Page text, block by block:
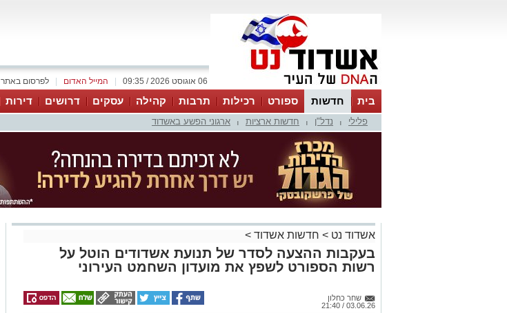
לפרסום באתר המייל האדום 06 אוגוסט 2026 / 09:35
בית חדשות ספורט רכילות תרבות קהילה עסקים דרושים דירות
פלילי נדל"ן חדשות ארציות ארגוני הפשע באשדוד
אשדוד נט > חדשות אשדוד >
בעקבות ההצעה לסדר של תנועת אשדודים הוטל על
רשות הספורט לשפץ את מועדון השחמט העירוני
שחר כחלון
03.06.26 / 21:40